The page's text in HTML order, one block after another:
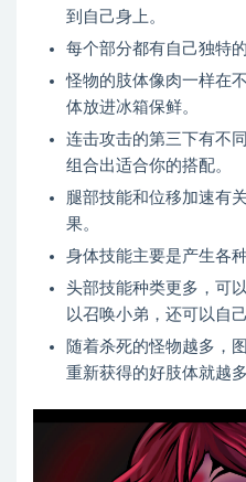
到自己身上。
每个部分都有自己独特
怪物的肢体像肉一样在
体放进冰箱保鲜。
连击攻击的第三下有不
组合出适合你的搭配。
腿部技能和位移加速有
果。
身体技能主要是产生各
头部技能种类更多，可
以召唤小弟，还可以自
随着杀死的怪物越多，
重新获得的好肢体就越多